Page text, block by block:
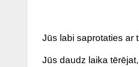
Jūs labi saprotaties ar
Jūs daudz laika